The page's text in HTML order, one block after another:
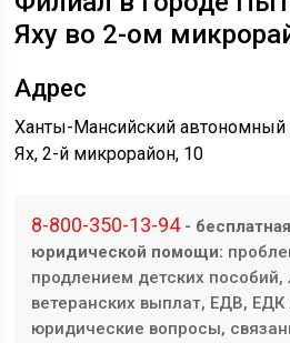
Яху во 2-ом
Адрес
Ханты-Мансийский автономный
Ях, 2-й микрорайон, 10
8-800-350-13-94-
юридической помощи:
продлением детских пособий,
ветеранских выплат, ЕДВ,
юридические вопросы,